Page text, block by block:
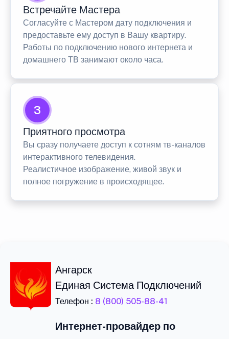
Встречайте Мастера
Согласуйте с Мастером дату подключения и
предоставьте ему доступ в Вашу квартиру.
Работы по подключению нового интернета и
домашнего ТВ занимают около часа.
3
Приятного просмотра
Вы сразу получаете доступ к сотням тв-каналов
интерактивного телевидения.
Реалистичное изображение, живой звук и
полное погружение в происходящее.
Ангарск
Единая Система Подключений
Телефон : 8 (800) 505-88-41
Интернет-провайдер по